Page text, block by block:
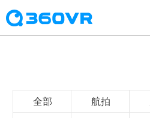
全部 航拍